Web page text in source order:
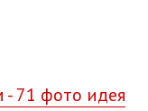
71 фото идея